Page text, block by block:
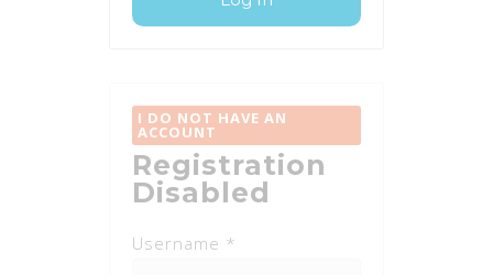
I DO NOT HAVE AN
ACCOUNT
Registration
Disabled
Username *